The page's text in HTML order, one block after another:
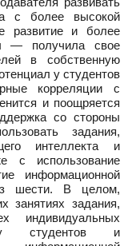
с более высокой
развитие и более
— получила свое
в собственную
у студентов
корреляции с
и поощряется
со стороны
задания,
интеллекта и
с использование
информационной
шести. В целом,
занятиях задания,
индивидуальных
у студентов и